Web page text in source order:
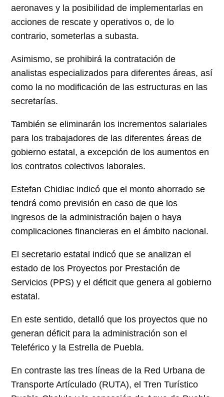
aeronaves y la posibilidad de implementarlas en
acciones de rescate y operativos o, de lo
contrario, someterlas a subasta.
Asimismo, se prohibirá la contratación de
analistas especializados para diferentes áreas, así
como la no modificación de las estructuras en las
secretarías.
También se eliminarán los incrementos salariales
para los trabajadores de las diferentes áreas de
gobierno estatal, a excepción de los aumentos en
los contratos colectivos laborales.
Estefan Chidiac indicó que el monto ahorrado se
tendrá como previsión en caso de que los
ingresos de la administración bajen o haya
complicaciones financieras en el ámbito nacional.
El secretario estatal indicó que se analizan el
estado de los Proyectos por Prestación de
Servicios (PPS) y el déficit que genera al gobierno
estatal.
En este sentido, detalló que los proyectos que no
generan déficit para la administración son el
Teleférico y la Estrella de Puebla.
En contraste las tres líneas de la Red Urbana de
Transporte Artículado (RUTA), el Tren Turístico